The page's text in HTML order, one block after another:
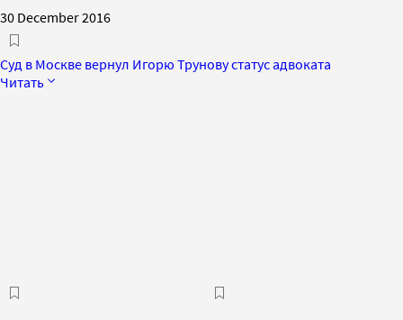
30 December 2016
Суд в Москве вернул Игорю Трунову статус адвоката
Читать